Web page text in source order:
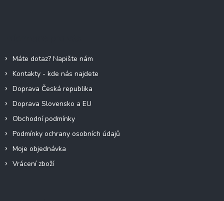
s
Máte dotaz? Napište nám
Kontakty - kde nás najdete
Doprava Česká republika
Doprava Slovensko a EU
Obchodní podmínky
Podmínky ochrany osobních údajů
Moje objednávka
Vrácení zboží